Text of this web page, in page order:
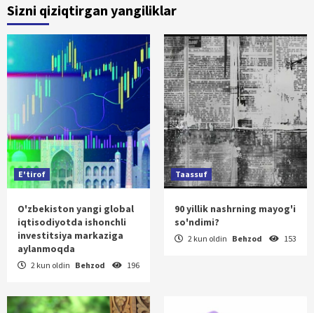
Sizni qiziqtirgan yangiliklar
E'tirof
O'zbekiston yangi global
iqtisodiyotda ishonchli
investitsiya markaziga
aylanmoqda
2 kun oldin Behzod 196
Taassuf
90 yillik nashrning mayog'i
so'ndimi?
2 kun oldin Behzod 153